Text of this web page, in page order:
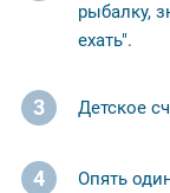
рыбалку,
ехать".
3 Детское
4 Опять